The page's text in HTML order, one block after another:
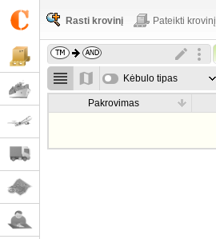
Rasti krovinį Pateikti krovinį
Kėbulo tipas
Pakrovimas